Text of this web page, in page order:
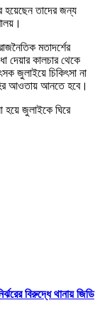
হয়েছেন তাদের জন্য
মতাদর্শের
দেয়ার কালচার থেকে
জুলাইয়ে চিকিৎসা না
আওতায় আনতে হবে।
জুলাইকে ঘিরে
বিরুদ্ধে থানায় জিডি